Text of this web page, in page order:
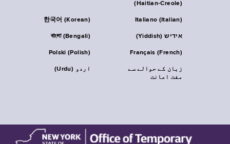
(Haitian-Creole)
한국어 (Korean) Italiano (Italian)
বাংলা (Bengali) אידיש (Yiddish)
Polski (Polish) Français (French)
اردو (Urdu)
زبان کے حوالے سے
مفت اعانت